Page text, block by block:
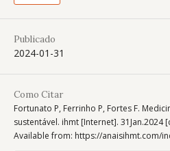
Publicado
2024-01-31
Como Citar
Fortunato P, Ferrinho P, Fortes F.
sustentável. ihmt [Internet]. 31Jan.2024
Available from: https://anaisihmt.com/